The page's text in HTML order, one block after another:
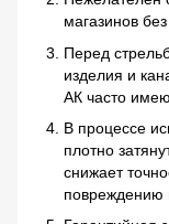
магазинов
Перед
изделия и
АК часто
В процессе
плотно
снижает
повреждению